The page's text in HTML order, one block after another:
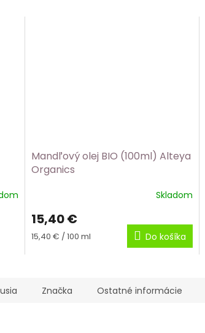
Mandľový olej BIO (100ml) Alteya
Organics
produktu
je
5,0
Skladom
15,40 €
Jednotková
15,40 € / 100 ml Do košíka
Značka Ostatné informácie